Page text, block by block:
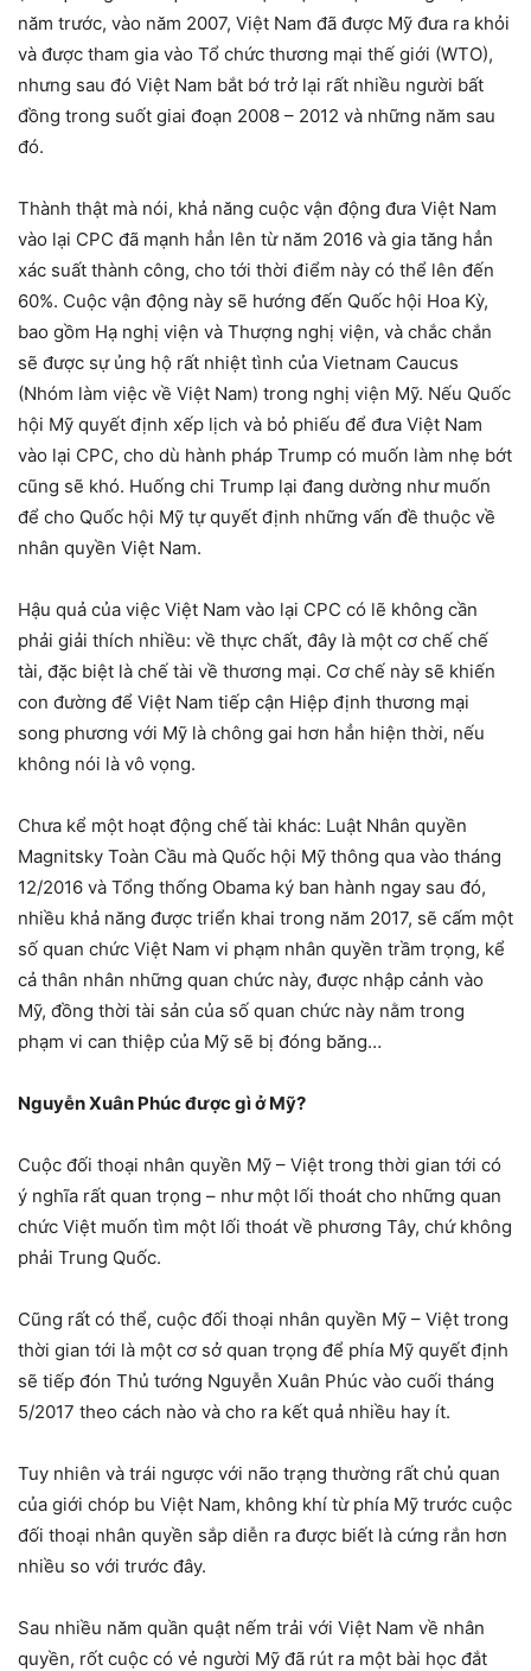
năm trước, vào năm 2007, Việt Nam đã được Mỹ đưa ra khỏi
và được tham gia vào Tổ chức thương mại thế giới (WTO),
nhưng sau đó Việt Nam bắt bớ trở lại rất nhiều người bất
đồng trong suốt giai đoạn 2008 – 2012 và những năm sau
đó.
Thành thật mà nói, khả năng cuộc vận động đưa Việt Nam
vào lại CPC đã mạnh hẳn lên từ năm 2016 và gia tăng hẳn
xác suất thành công, cho tới thời điểm này có thể lên đến
60%. Cuộc vận động này sẽ hướng đến Quốc hội Hoa Kỳ,
bao gồm Hạ nghị viện và Thượng nghị viện, và chắc chắn
sẽ được sự ủng hộ rất nhiệt tình của Vietnam Caucus
(Nhóm làm việc về Việt Nam) trong nghị viện Mỹ. Nếu Quốc
hội Mỹ quyết định xếp lịch và bỏ phiếu để đưa Việt Nam
vào lại CPC, cho dù hành pháp Trump có muốn làm nhẹ bớt
cũng sẽ khó. Huống chi Trump lại đang dường như muốn
để cho Quốc hội Mỹ tự quyết định những vấn đề thuộc về
nhân quyền Việt Nam.
Hậu quả của việc Việt Nam vào lại CPC có lẽ không cần
phải giải thích nhiều: về thực chất, đây là một cơ chế chế
tài, đặc biệt là chế tài về thương mại. Cơ chế này sẽ khiến
con đường để Việt Nam tiếp cận Hiệp định thương mại
song phương với Mỹ là chông gai hơn hẳn hiện thời, nếu
không nói là vô vọng.
Chưa kể một hoạt động chế tài khác: Luật Nhân quyền
Magnitsky Toàn Cầu mà Quốc hội Mỹ thông qua vào tháng
12/2016 và Tổng thống Obama ký ban hành ngay sau đó,
nhiều khả năng được triển khai trong năm 2017, sẽ cấm một
số quan chức Việt Nam vi phạm nhân quyền trầm trọng, kể
cả thân nhân những quan chức này, được nhập cảnh vào
Mỹ, đồng thời tài sản của số quan chức này nằm trong
phạm vi can thiệp của Mỹ sẽ bị đóng băng…
Nguyễn Xuân Phúc được gì ở Mỹ?
Cuộc đối thoại nhân quyền Mỹ – Việt trong thời gian tới có
ý nghĩa rất quan trọng – như một lối thoát cho những quan
chức Việt muốn tìm một lối thoát về phương Tây, chứ không
phải Trung Quốc.
Cũng rất có thể, cuộc đối thoại nhân quyền Mỹ – Việt trong
thời gian tới là một cơ sở quan trọng để phía Mỹ quyết định
sẽ tiếp đón Thủ tướng Nguyễn Xuân Phúc vào cuối tháng
5/2017 theo cách nào và cho ra kết quả nhiều hay ít.
Tuy nhiên và trái ngược với não trạng thường rất chủ quan
của giới chóp bu Việt Nam, không khí từ phía Mỹ trước cuộc
đối thoại nhân quyền sắp diễn ra được biết là cứng rắn hơn
nhiều so với trước đây.
Sau nhiều năm quần quật nếm trải với Việt Nam về nhân
quyền, rốt cuộc có vẻ người Mỹ đã rút ra một bài học đắt